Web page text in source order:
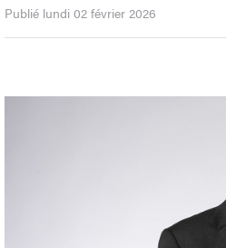
Publié lundi 02 février 2026